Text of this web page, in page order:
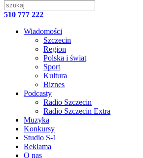
510 777 222
Wiadomości
Szczecin
Region
Polska i świat
Sport
Kultura
Biznes
Podcasty
Radio Szczecin
Radio Szczecin Extra
Muzyka
Konkursy
Studio S-1
Reklama
O nas